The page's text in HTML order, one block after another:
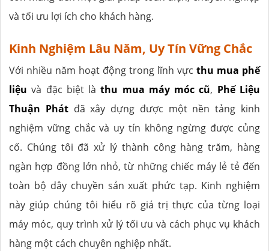
và tối ưu lợi ích cho khách hàng.
Kinh Nghiệm Lâu Năm, Uy Tín Vững Chắc
Với nhiều năm hoạt động trong lĩnh vực thu mua phế
liệu và đặc biệt làthu mua máy móc cũ, Phế Liệu
Thuận Phátđã xây dựng được một nền tảng kinh
nghiệm vững chắc và uy tín không ngừng được củng
cố. Chúng tôi đã xử lý thành công hàng trăm, hàng
ngàn hợp đồng lớn nhỏ, từ những chiếc máy lẻ tẻ đến
toàn bộ dây chuyền sản xuất phức tạp. Kinh nghiệm
này giúp chúng tôi hiểu rõ giá trị thực của từng loại
máy móc, quy trình xử lý tối ưu và cách phục vụ khách
hàng một cách chuyên nghiệp nhất.